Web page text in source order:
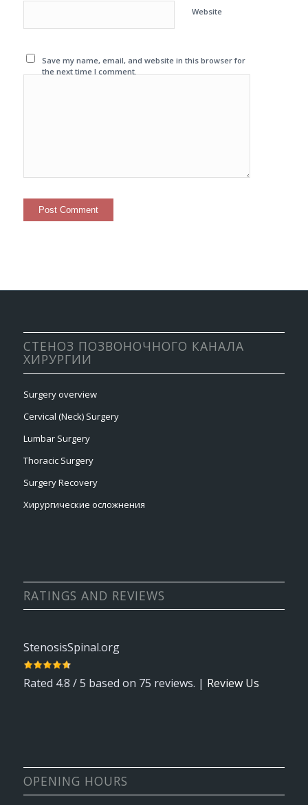
Website
Save my name, email, and website in this browser for
the next time I comment.
СТЕНОЗ ПОЗВОНОЧНОГО КАНАЛА
ХИРУРГИИ
Surgery overview
Cervical (Neck) Surgery
Lumbar Surgery
Thoracic Surgery
Surgery Recovery
Хирургические осложнения
RATINGS AND REVIEWS
StenosisSpinal.org
Rated 4.8 / 5 based on 75 reviews. | Review Us
OPENING HOURS